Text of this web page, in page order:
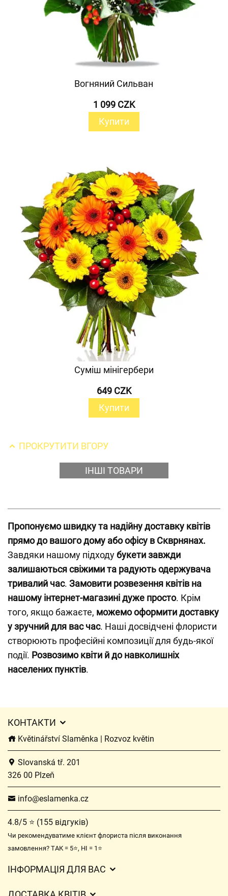
Вогняний Сильван
1 099 CZK
Купити
Суміш мінігербери
649 CZK
Купити
ПРОКРУТИТИ ВГОРУ
ІНШІ ТОВАРИ
Пропонуємо швидку та надійну доставку квітів
прямо до вашого дому або офісу в Скврнянах.
Завдяки нашому підходубукети завжди
залишаються свіжими та радують одержувача
тривалий час. Замовити розвезення квітів на
нашому інтернет-магазині дуже просто. Крім
того, якщо бажаєте, можемо оформити доставку
у зручний для вас час. Наші досвідчені флористи
створюють професійні композиції для будь-якої
події. Розвозимо квіти й до навколишніх
населених пунктів.
КОНТАКТИ
Květinářství Slaměnka | Rozvoz květin
Slovanská tř. 201
326 00 Plzeň
info@eslamenka.cz
4.8/5 ⭐ (155 відгуків)
Чи рекомендуватиме клієнт флориста після виконання
замовлення? ТАК = 5⭐, НІ = 1⭐
ІНФОРМАЦІЯ ДЛЯ ВАС